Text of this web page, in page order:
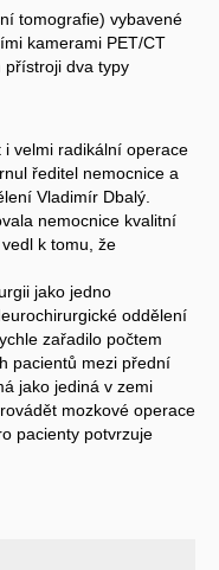
tomografie) vybavené
kamerami PET/CT
přístroji dva typy
i velmi radikální operace
ředitel nemocnice a
Vladimír Dbalý.
nemocnice kvalitní
k tomu, že
jako jedno
oddělení
zařadilo počtem
pacientů mezi přední
jako jediná v zemi
mozkové operace
pacienty potvrzuje